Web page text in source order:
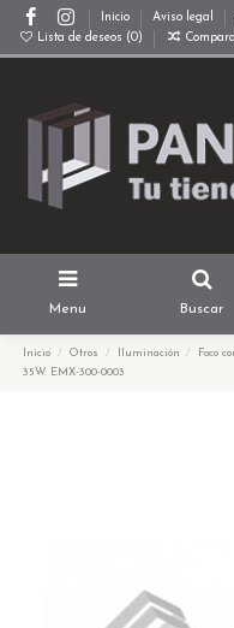
Inicio Aviso legal
Lista de deseos (0)
Menu Buscar
Inicio Otros Iluminación
Foco
35W. EMX-300-0003